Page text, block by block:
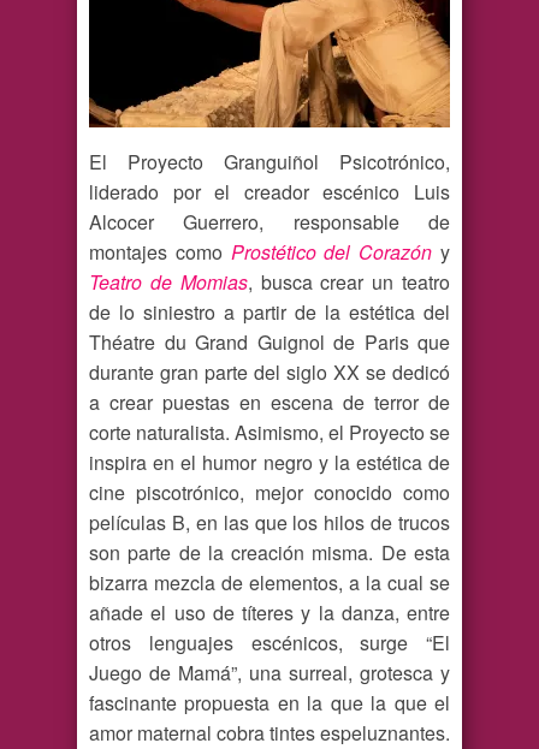
El Proyecto Granguiñol Psicotrónico,
liderado por el creador escénico Luis
Alcocer Guerrero, responsable de
montajes como Prostético del Corazón y
Teatro de Momias, busca crear un teatro
de lo siniestro a partir de la estética del
Théatre du Grand Guignol de Paris que
durante gran parte del siglo XX se dedicó
a crear puestas en escena de terror de
corte naturalista. Asimismo, el Proyecto se
inspira en el humor negro y la estética de
cine piscotrónico, mejor conocido como
películas B, en las que los hilos de trucos
son parte de la creación misma. De esta
bizarra mezcla de elementos, a la cual se
añade el uso de títeres y la danza, entre
otros lenguajes escénicos, surge “El
Juego de Mamá”, una surreal, grotesca y
fascinante propuesta en la que la que el
amor maternal cobra tintes espeluznantes.